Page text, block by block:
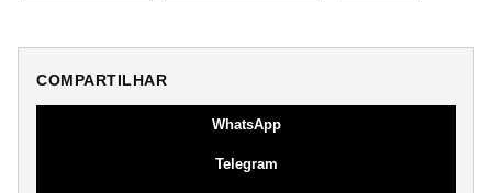
COMPARTILHAR
WhatsApp
Telegram